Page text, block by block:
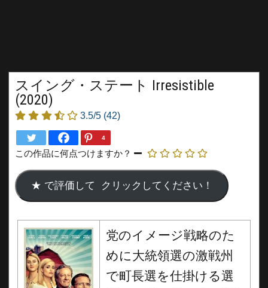
スイング・ステート Irresistible
(2020)
3.5/5 (42)
4
この作品に何点つけますか？
党のイメージ戦略のた
めに大統領選の激戦州
で町長選を仕掛ける選